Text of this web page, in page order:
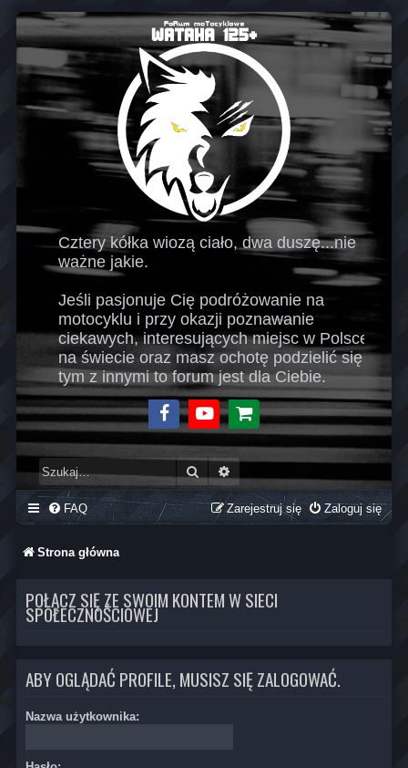
Cztery kółka wiozą ciało, dwa duszę...nie
ważne jakie.
Jeśli pasjonuje Cię podróżowanie na
motocyklu i przy okazji poznawanie
ciekawych, interesujących miejsc w Polsce i
na świecie oraz masz ochotę podzielić się
tym z innymi to forum jest dla Ciebie.
FacebookYoutubeSklep
Szukaj
FAQ Zaloguj się
Zarejestruj się
Strona główna
POŁĄCZ SIĘ ZE SWOIM KONTEM W SIECI
SPOŁECZNOŚCIOWEJ
ABY OGLĄDAĆ PROFILE, MUSISZ SIĘ ZALOGOWAĆ.
Nazwa użytkownika: